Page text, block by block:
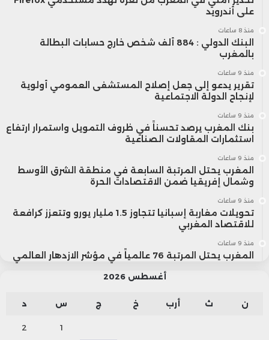
على أندرويد
منذ 8 ساعات
البنك الدولي : 884 ألف شخص خارج حسابات البطالة
بالمغرب
منذ 9 ساعات
تقرير يدعو إلى جعل إصلاح المستشفى العمومي أولوية
لإنجاح الدولة الاجتماعية
منذ 9 ساعات
بنك المغرب يرصد تحسناً في ظروف التمويل واستمرار ارتفاع
استثمارات المقاولات الصناعية
منذ 9 ساعات
المغرب يحتل المرتبة السابعة في منطقة الشرق الأوسط
وشمال إفريقيا ضمن الاقتصادات الحرة
منذ 9 ساعات
تحويلات مغاربة إسبانيا تتجاوز 1.5 مليار يورو وتتعزز كرافعة
للاقتصاد المغربي
منذ 9 ساعات
المغرب يحتل المرتبة 76 عالمياً في مؤشر الازدهار العالمي
أغسطس 2026
ن ث أرب خ ج س د
1
2